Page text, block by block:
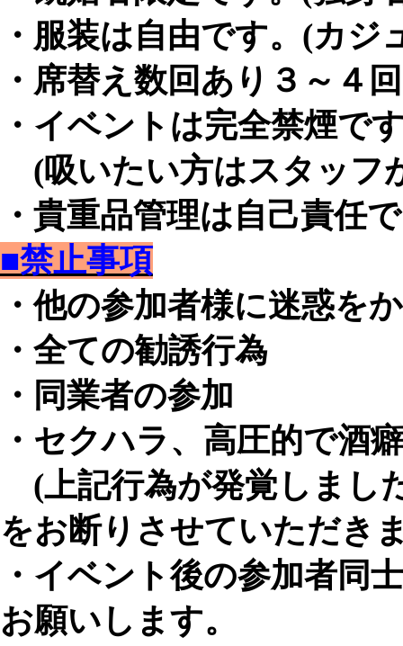
・服装は自由です。(カ
・席替え数回あり３～４回
・イベントは完全禁煙で
(吸いたい方はスタッフ
・貴重品管理は自己責任
■禁止事項
・他の参加者様に迷惑を
・全ての勧誘行為
・同業者の参加
・セクハラ、高圧的で酒
(上記行為が発覚しまし
をお断りさせていただき
・イベント後の参加者同
お願いします。